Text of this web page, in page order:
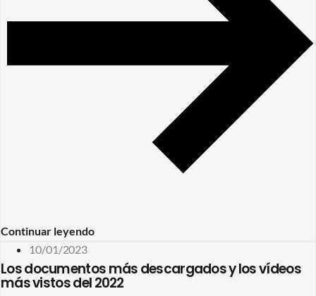
Continuar leyendo
10/01/2023
Los documentos más descargados y los vídeos
más vistos del 2022